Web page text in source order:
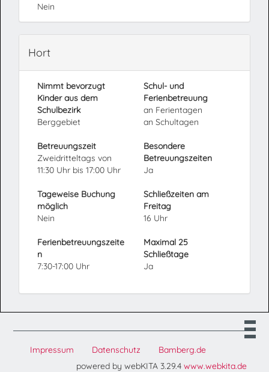
Nein
Hort
Nimmt bevorzugt
Kinder aus dem
Schulbezirk
Berggebiet
Schul- und
Ferienbetreuung
an Ferientagen
an Schultagen
Betreuungszeit
Zweidritteltags von
11:30 Uhr bis 17:00 Uhr
Besondere
Betreuungszeiten
Ja
Tageweise Buchung
möglich
Nein
Schließzeiten am
Freitag
16 Uhr
Ferienbetreuungszeite
n
7:30-17:00 Uhr
Maximal 25
Schließtage
Ja
Impressum Datenschutz
Bamberg.de
powered by webKITA 3.29.4 www.webkita.de